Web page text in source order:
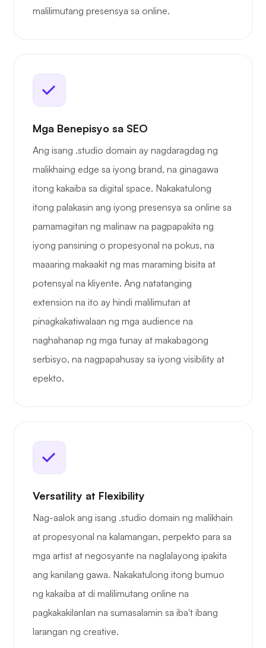
malilimutang presensya sa online.
Mga Benepisyo sa SEO
Ang isang .studio domain ay nagdaragdag ng
malikhaing edge sa iyong brand, na ginagawa
itong kakaiba sa digital space. Nakakatulong
itong palakasin ang iyong presensya sa online sa
pamamagitan ng malinaw na pagpapakita ng
iyong pansining o propesyonal na pokus, na
maaaring makaakit ng mas maraming bisita at
potensyal na kliyente. Ang natatanging
extension na ito ay hindi malilimutan at
pinagkakatiwalaan ng mga audience na
naghahanap ng mga tunay at makabagong
serbisyo, na nagpapahusay sa iyong visibility at
epekto.
Versatility at Flexibility
Nag-aalok ang isang .studio domain ng malikhain
at propesyonal na kalamangan, perpekto para sa
mga artist at negosyante na naglalayong ipakita
ang kanilang gawa. Nakakatulong itong bumuo
ng kakaiba at di malilimutang online na
pagkakakilanlan na sumasalamin sa iba't ibang
larangan ng creative.